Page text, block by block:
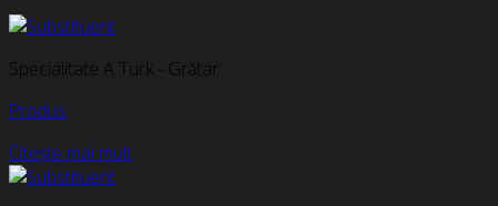
Specialitate A Turk - Grătar
Produs
Citește mai mult